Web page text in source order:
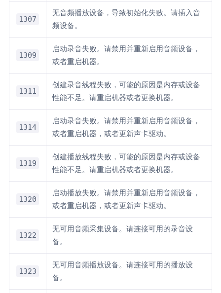
1307
无音频播放设备，导致初始化失败。请插入音
频设备。
1309
启动录音失败。请禁用并重新启用音频设备，
或者重启机器。
1311
创建录音线程失败，可能的原因是内存或设备
性能不足。请重启机器或者更换机器。
1314
启动录音失败。请禁用并重新启用音频设备，
或者重启机器，或者更新声卡驱动。
1319
创建播放线程失败，可能的原因是内存或设备
性能不足。请重启机器或者更换机器。
1320
启动播放失败。请禁用并重新启用音频设备，
或者重启机器，或者更新声卡驱动。
1322
无可用音频采集设备。请连接可用的录音设
备。
1323
无可用音频播放设备。请连接可用的播放设
备。